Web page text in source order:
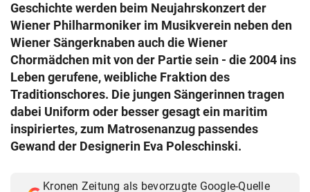
© Krone Multimedia GmbH & Co KG 2026
Muthgasse 2, 1190 Wien
Geschichte werden beim Neujahrskonzert der
Wiener Philharmoniker im Musikverein neben den
Wiener Sängerknaben auch die Wiener
Chormädchen mit von der Partie sein - die 2004 ins
Leben gerufene, weibliche Fraktion des
Traditionschores. Die jungen Sängerinnen tragen
dabei Uniform oder besser gesagt ein maritim
inspiriertes, zum Matrosenanzug passendes
Gewand der Designerin Eva Poleschinski.
Kronen Zeitung als bevorzugte Google-Quelle